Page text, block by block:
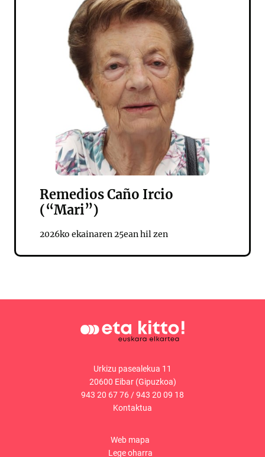
Remedios Caño Ircio
(“Mari”)
2026ko ekainaren 25ean hil zen
Urkizu pasealekua 11
20600 Eibar (Gipuzkoa)
943 20 67 76/943 20 09 18
Kontaktua
Web mapa
Lege oharra